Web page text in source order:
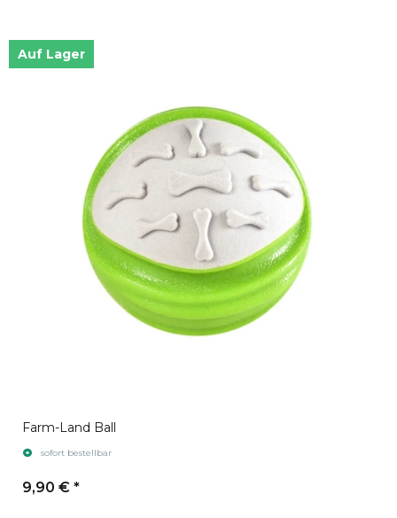
Auf Lager
Farm-Land Ball
sofort bestellbar
9,90 € *